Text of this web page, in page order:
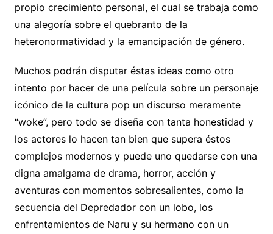
propio crecimiento personal, el cual se trabaja como
una alegoría sobre el quebranto de la
heteronormatividad y la emancipación de género.
Muchos podrán disputar éstas ideas como otro
intento por hacer de una película sobre un personaje
icónico de la cultura pop un discurso meramente
“woke”, pero todo se diseña con tanta honestidad y
los actores lo hacen tan bien que supera éstos
complejos modernos y puede uno quedarse con una
digna amalgama de drama, horror, acción y
aventuras con momentos sobresalientes, como la
secuencia del Depredador con un lobo, los
enfrentamientos de Naru y su hermano con un